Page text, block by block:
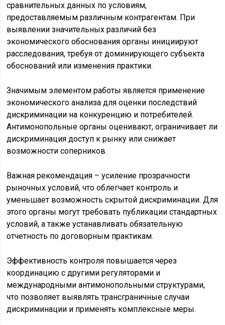
сравнительных данных по условиям,
предоставляемым различным контрагентам. При
выявлении значительных различий без
экономического обоснования органы инициируют
расследования, требуя от доминирующего субъекта
обоснований или изменения практики.
Значимым элементом работы является применение
экономического анализа для оценки последствий
дискриминации на конкуренцию и потребителей.
Антимонопольные органы оценивают, ограничивает ли
дискриминация доступ к рынку или снижает
возможности соперников.
Важная рекомендация – усиление прозрачности
рыночных условий, что облегчает контроль и
уменьшает возможность скрытой дискриминации. Для
этого органы могут требовать публикации стандартных
условий, а также устанавливать обязательную
отчетность по договорным практикам.
Эффективность контроля повышается через
координацию с другими регуляторами и
международными антимонопольными структурами,
что позволяет выявлять трансграничные случаи
дискриминации и применять комплексные меры.